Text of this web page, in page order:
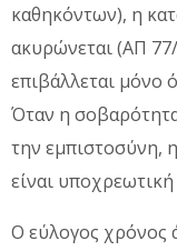
καθηκόντων), η
ακυρώνεται (ΑΠ
επιβάλλεται μόνο
Όταν η
την εμπιστοσύνη,
είναι υποχρεωτική
Ο εύλογος χρόνος